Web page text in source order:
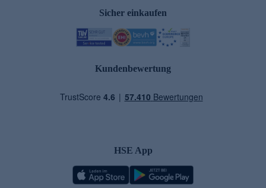
Sicher einkaufen
Kundenbewertung
HSE App